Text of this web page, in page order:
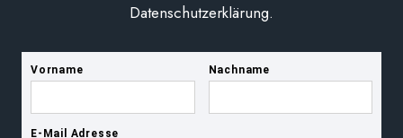
Datenschutzerklärung.